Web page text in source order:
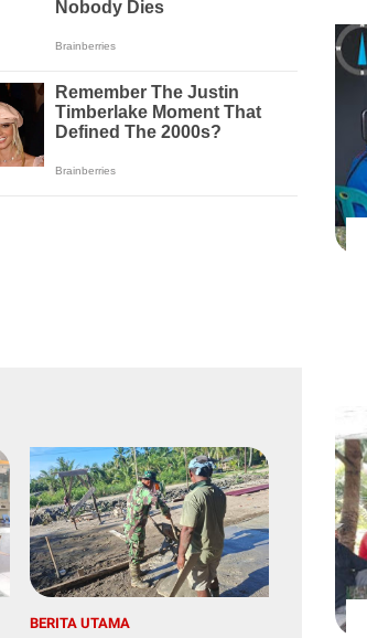
BERITA UTAMA